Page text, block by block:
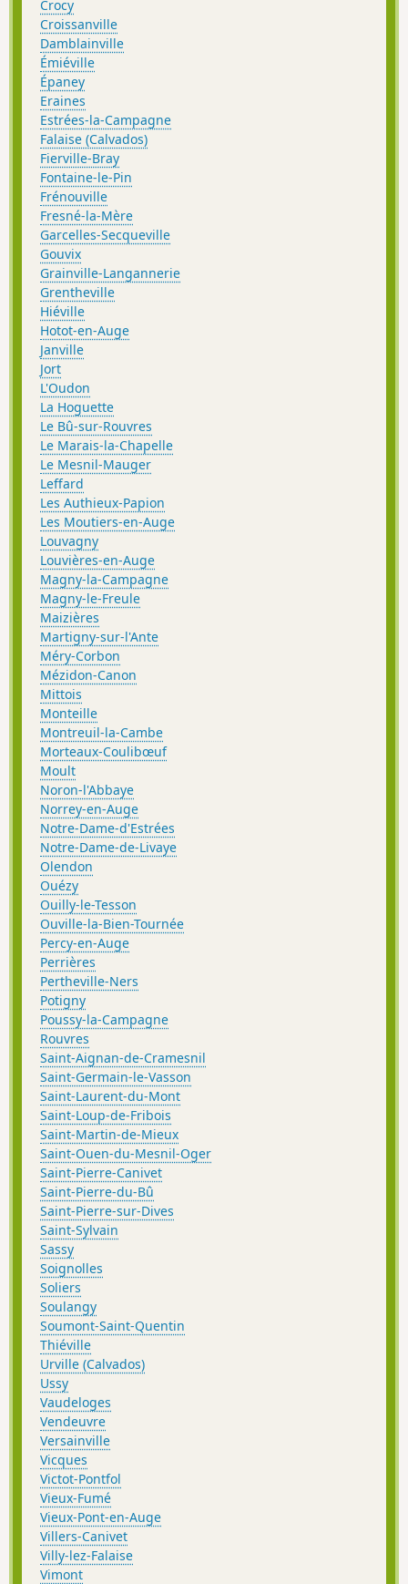
Crocy
Croissanville
Damblainville
Émiéville
Épaney
Eraines
Estrées-la-Campagne
Falaise (Calvados)
Fierville-Bray
Fontaine-le-Pin
Frénouville
Fresné-la-Mère
Garcelles-Secqueville
Gouvix
Grainville-Langannerie
Grentheville
Hiéville
Hotot-en-Auge
Janville
Jort
L'Oudon
La Hoguette
Le Bû-sur-Rouvres
Le Marais-la-Chapelle
Le Mesnil-Mauger
Leffard
Les Authieux-Papion
Les Moutiers-en-Auge
Louvagny
Louvières-en-Auge
Magny-la-Campagne
Magny-le-Freule
Maizières
Martigny-sur-l'Ante
Méry-Corbon
Mézidon-Canon
Mittois
Monteille
Montreuil-la-Cambe
Morteaux-Coulibœuf
Moult
Noron-l'Abbaye
Norrey-en-Auge
Notre-Dame-d'Estrées
Notre-Dame-de-Livaye
Olendon
Ouézy
Ouilly-le-Tesson
Ouville-la-Bien-Tournée
Percy-en-Auge
Perrières
Pertheville-Ners
Potigny
Poussy-la-Campagne
Rouvres
Saint-Aignan-de-Cramesnil
Saint-Germain-le-Vasson
Saint-Laurent-du-Mont
Saint-Loup-de-Fribois
Saint-Martin-de-Mieux
Saint-Ouen-du-Mesnil-Oger
Saint-Pierre-Canivet
Saint-Pierre-du-Bû
Saint-Pierre-sur-Dives
Saint-Sylvain
Sassy
Soignolles
Soliers
Soulangy
Soumont-Saint-Quentin
Thiéville
Urville (Calvados)
Ussy
Vaudeloges
Vendeuvre
Versainville
Vicques
Victot-Pontfol
Vieux-Fumé
Vieux-Pont-en-Auge
Villers-Canivet
Villy-lez-Falaise
Vimont